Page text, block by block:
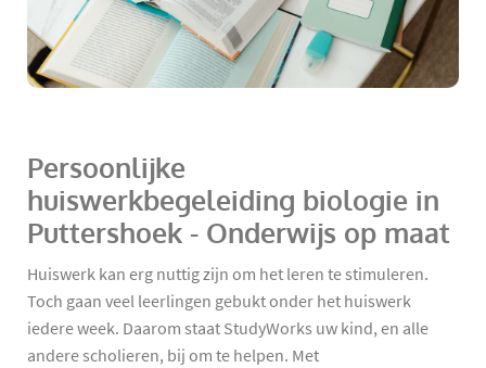
Persoonlijke
huiswerkbegeleiding biologie in
Puttershoek - Onderwijs op maat
Huiswerk kan erg nuttig zijn om het leren te stimuleren.
Toch gaan veel leerlingen gebukt onder het huiswerk
iedere week. Daarom staat StudyWorks uw kind, en alle
andere scholieren, bij om te helpen. Met